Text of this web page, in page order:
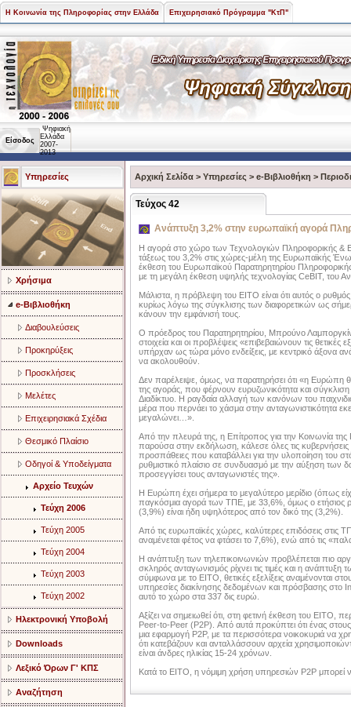
Η Κοινωνία της Πληροφορίας στην Ελλάδα Επιχειρησιακό Πρόγραμμα "ΚτΠ"
Είσοδος
Ψηφιακή
Ελλάδα
2007-
2013
Υπηρεσίες
Χρήσιμα
e-Βιβλιοθήκη
Διαβουλεύσεις
Προκηρύξεις
Προσκλήσεις
Μελέτες
Επιχειρησιακά Σχέδια
Θεσμικό Πλαίσιο
Οδηγοί & Υποδείγματα
Αρχείο Τευχών
Τεύχη 2006
Τεύχη 2005
Τεύχη 2004
Τεύχη 2003
Τεύχη 2002
Ηλεκτρονική Υποβολή
Downloads
Λεξικό Όρων Γ' ΚΠΣ
Αναζήτηση
Αρχική Σελίδα > Υπηρεσίες > e-Βιβλιοθήκη >
Τεύχος 42
Ανάπτυξη 3,2% στην ευρωπαϊκή αγορά
Η αγορά στο χώρο των Τεχνολογιών Πληροφορικής &
τάξεως του 3,2% στις χώρες-μέλη της Ευρωπαϊκής
έκθεση του Ευρωπαϊκού Παρατηρητηρίου
με τη μεγάλη έκθεση υψηλής τεχνολογίας CeBIT, του
Μάλιστα, η πρόβλεψη του ΕΙΤΟ είναι ότι αυτός ο
κυρίως λόγω της σύγκλισης των διαφορετικών ως
κάνουν την εμφάνισή τους.
Ο πρόεδρος του Παρατηρητηρίου, Μπρούνο
στοιχεία και οι προβλέψεις «επιβεβαιώνουν τις
υπήρχαν ως τώρα μόνο ενδείξεις, με κεντρικό άξονα
να ακολουθούν.
Δεν παρέλειψε, όμως, να παρατηρήσει ότι «η Ευρώπη
της αγοράς, που φέρνουν ευρυζωνικότητα και
Διαδίκτυο. Η ραγδαία αλλαγή των κανόνων του
μέρα που περνάει το χάσμα στην ανταγωνιστικότητα
μεγαλώνει…».
Από την πλευρά της, η Επίτροπος για την Κοινωνία
παρούσα στην εκδήλωση, κάλεσε όλες τις
προσπάθειες που καταβάλλει για την υλοποίηση του
ρυθμιστικό πλαίσιο σε συνδυασμό με την αύξηση
προσεγγίσει τους ανταγωνιστές της».
Η Ευρώπη έχει σήμερα το μεγαλύτερο μερίδιο (όπως
παγκόσμια αγορά των ΤΠΕ, με 33,6%, όμως ο ετήσιος
(3,9%) είναι ήδη υψηλότερος από τον δικό της (3,2%).
Από τις ευρωπαϊκές χώρες, καλύτερες επιδόσεις
αναμένεται φέτος να φτάσει το 7,6%), ενώ από τις
Η ανάπτυξη των τηλεπικοινωνιών προβλέπεται πιο
σκληρός ανταγωνισμός ρίχνει τις τιμές και η
σύμφωνα με το ΕΙΤΟ, θετικές εξελίξεις αναμένονται
υπηρεσίες διακίνησης δεδομένων και πρόσβασης στο
αυτό το χώρο στα 337 δις ευρώ.
Αξίζει να σημειωθεί ότι, στη φετινή έκθεση του ΕΙΤΟ,
Peer-to-Peer (P2P). Από αυτά προκύπτει ότι ένας
μια εφαρμογή Ρ2Ρ, με τα περισσότερα νοικοκυριά να
ότι κατεβάζουν και ανταλλάσσουν αρχεία
είναι άνδρες ηλικίας 15-24 χρόνων.
Κατά το ΕΙΤΟ, η νόμιμη χρήση υπηρεσιών Ρ2Ρ μπορεί να